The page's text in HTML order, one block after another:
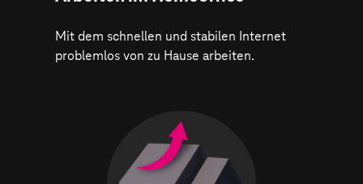
Mit dem schnellen und stabilen Internet
problemlos von zu Hause arbeiten.